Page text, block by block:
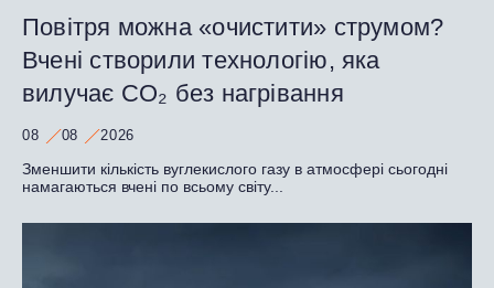
Повітря можна «очистити» струмом?
Вчені створили технологію, яка
вилучає CO₂ без нагрівання
08 08 2026
Зменшити кількість вуглекислого газу в атмосфері сьогодні
намагаються вчені по всьому світу...